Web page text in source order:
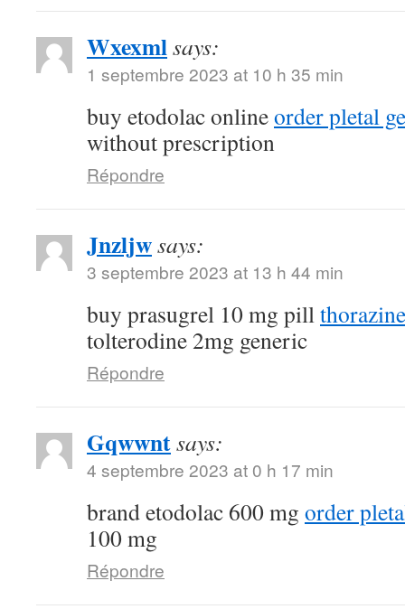
Wxexmlsays:
1 septembre 2023 at 10 h 35 min
buy etodolac onlineorder pletal
without prescription
Répondre
Jnzljwsays:
3 septembre 2023 at 13 h 44 min
buy prasugrel 10 mg pill
tolterodine 2mg generic
Répondre
Gqwwntsays:
4 septembre 2023 at 0 h 17 min
brand etodolac 600 mg order
100 mg
Répondre